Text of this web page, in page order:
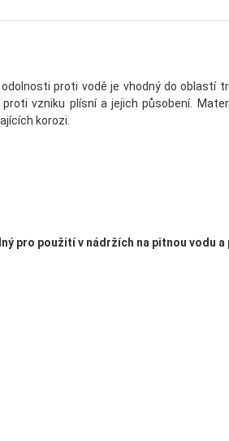
proti vodě je vhodný do oblastí
vzniku plísní a jejich působení.
korozi.
pro použití v nádržích na pitnou vodu a